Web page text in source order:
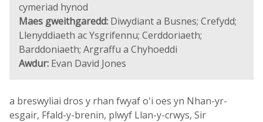
cymeriad hynod
Maes gweithgaredd: Diwydiant a Busnes; Crefydd;
Llenyddiaeth ac Ysgrifennu; Cerddoriaeth;
Barddoniaeth; Argraffu a Chyhoeddi
Awdur: Evan David Jones
a breswyliai dros y rhan fwyaf o'i oes yn Nhan-yr-
esgair, Ffald-y-brenin, plwyf Llan-y-crwys, Sir